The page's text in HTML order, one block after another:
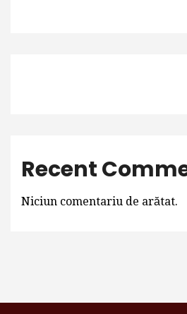
Recent
Niciun comentariu de arătat.